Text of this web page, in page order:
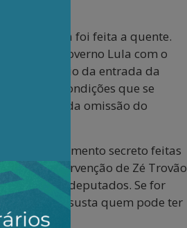
Hugo Motta foi feita a quente.
do governo Lula com o
o anúncio da entrada da
nessas condições que se
e diante da omissão do
do orçamento secreto feitas
A intervenção de Zé Trovão
por alguns deputados. Se for
assusta quem pode ter